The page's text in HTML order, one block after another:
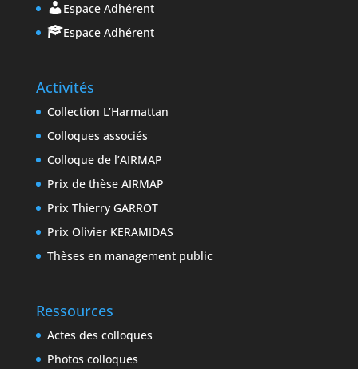
Espace Adhérent
Espace Adhérent
Activités
Collection L’Harmattan
Colloques associés
Colloque de l’AIRMAP
Prix de thèse AIRMAP
Prix Thierry GARROT
Prix Olivier KERAMIDAS
Thèses en management public
Ressources
Actes des colloques
Photos colloques